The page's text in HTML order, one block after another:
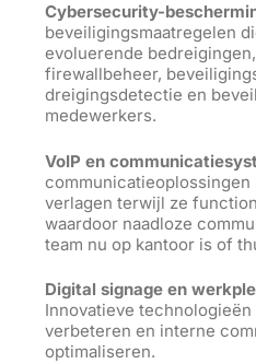
Cybersecurity-
beveiligingsmaatregelen
evoluerende
firewallbeheer,
dreigingsdetectie en
medewerkers.
VoIP en
communicatieoplossingen
verlagen terwijl ze
waardoor naadloze
team nu op kantoor is of
Digital signage en
Innovatieve
verbeteren en interne
optimaliseren.